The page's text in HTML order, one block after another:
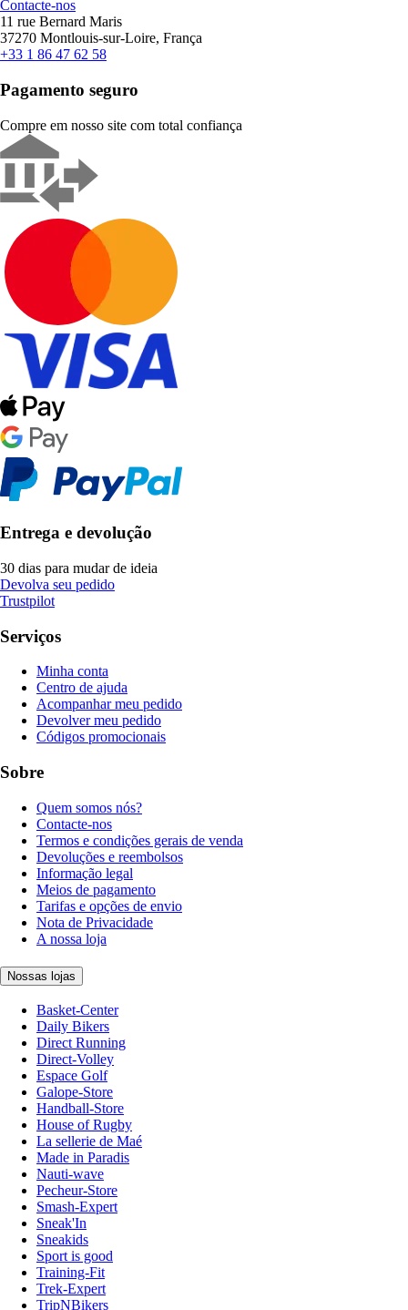
Contacte-nos
11 rue Bernard Maris
37270 Montlouis-sur-Loire, França
+33 1 86 47 62 58
Pagamento seguro
Compre em nosso site com total confiança
Entrega e devolução
30 dias para mudar de ideia
Devolva seu pedido
Trustpilot
Serviços
Minha conta
Centro de ajuda
Acompanhar meu pedido
Devolver meu pedido
Códigos promocionais
Sobre
Quem somos nós?
Contacte-nos
Termos e condições gerais de venda
Devoluções e reembolsos
Informação legal
Meios de pagamento
Tarifas e opções de envio
Nota de Privacidade
A nossa loja
Nossas lojas
Basket-Center
Daily Bikers
Direct Running
Direct-Volley
Espace Golf
Galope-Store
Handball-Store
House of Rugby
La sellerie de Maé
Made in Paradis
Nauti-wave
Pecheur-Store
Smash-Expert
Sneak'In
Sneakids
Sport is good
Training-Fit
Trek-Expert
TripNBikers